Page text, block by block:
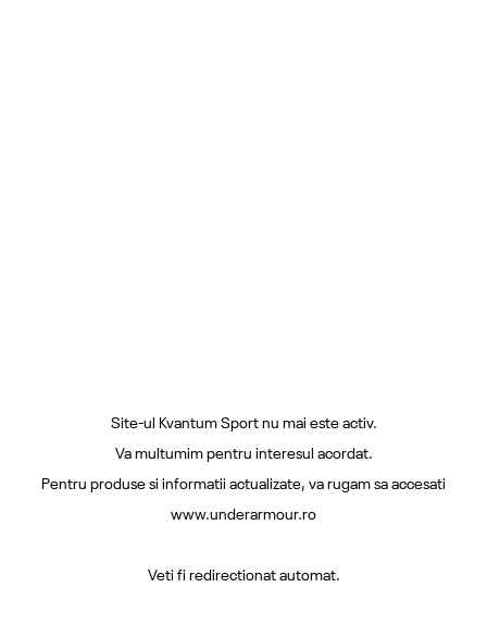
Site-ul Kvantum Sport nu mai este activ.
Va multumim pentru interesul acordat.
Pentru produse si informatii actualizate, va rugam sa accesati
www.underarmour.ro
Veti fi redirectionat automat.